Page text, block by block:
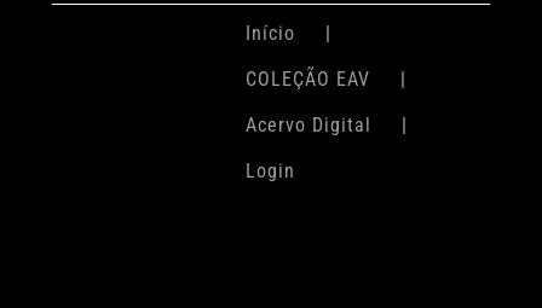
Início
COLEÇÃO EAV
Acervo Digital
Login